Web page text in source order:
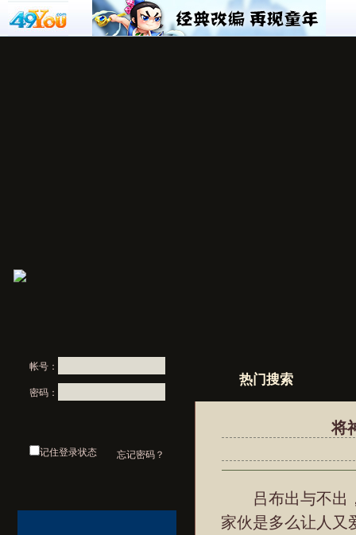
帐号：
密码：
记住登录状态 忘记密码？
热门搜索
将
吕布出与不出，
家伙是多么让人又